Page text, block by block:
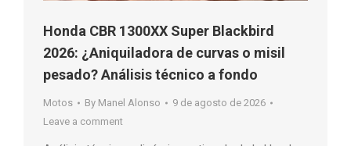
Honda CBR 1300XX Super Blackbird
2026: ¿Aniquiladora de curvas o misil
pesado? Análisis técnico a fondo
Motos By Manel Alonso
9 de agosto de 2026
Leave a comment